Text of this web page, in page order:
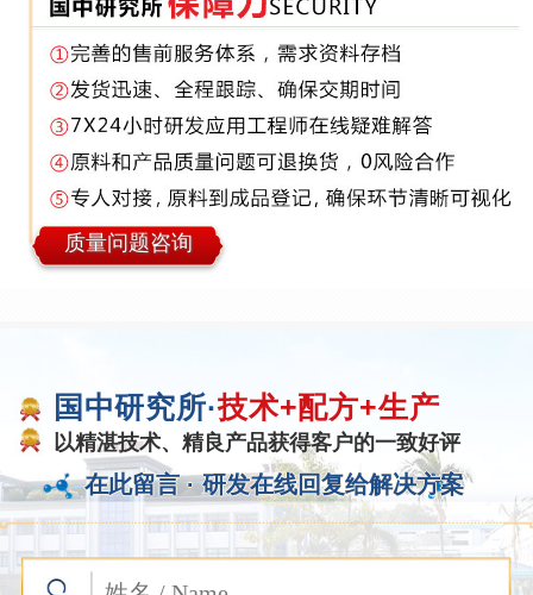
质量问题咨询
国中研究所·技术+配方+生产
以精湛技术、精良产品获得客户的一致好评
在此留言 · 研发在线回复给解决方案